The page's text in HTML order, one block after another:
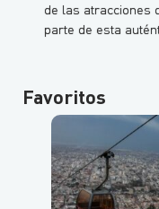
de las atracciones
parte de esta
Favoritos